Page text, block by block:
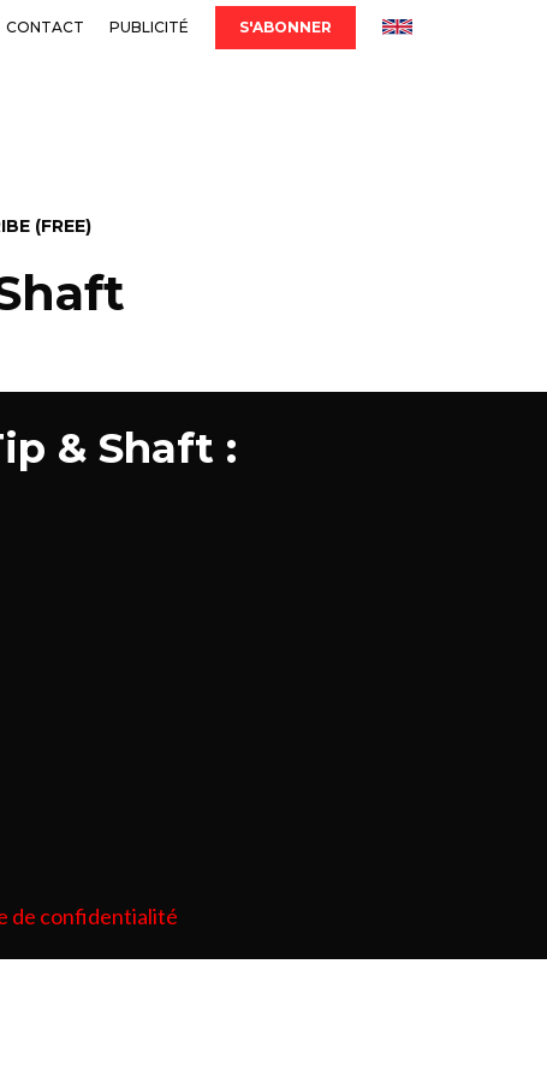
CONTACT PUBLICITÉ S'ABONNER
(FREE)
& Shaft :
de confidentialité